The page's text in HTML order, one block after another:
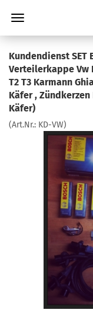
Kundendienst SET
Verteilerkappe Vw
T2 T3 Karmann
Käfer ,
Käfer)
(Art.Nr.: KD-VW)